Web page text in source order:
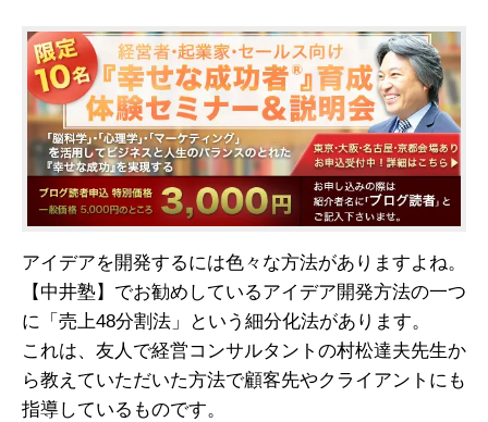
アイデアを開発するには色々な方法がありますよね。
【中井塾】でお勧めしているアイデア開発方法の一つ
に「売上48分割法」という細分化法があります。
これは、友人で経営コンサルタントの村松達夫先生か
ら教えていただいた方法で顧客先やクライアントにも
指導しているものです。